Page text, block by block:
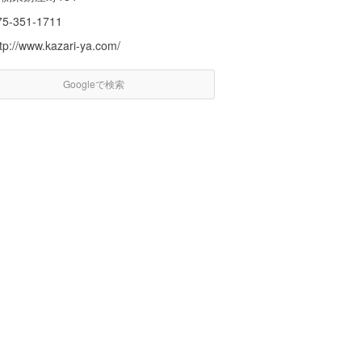
351-1711
www.kazari-ya.com/
Googleで検索